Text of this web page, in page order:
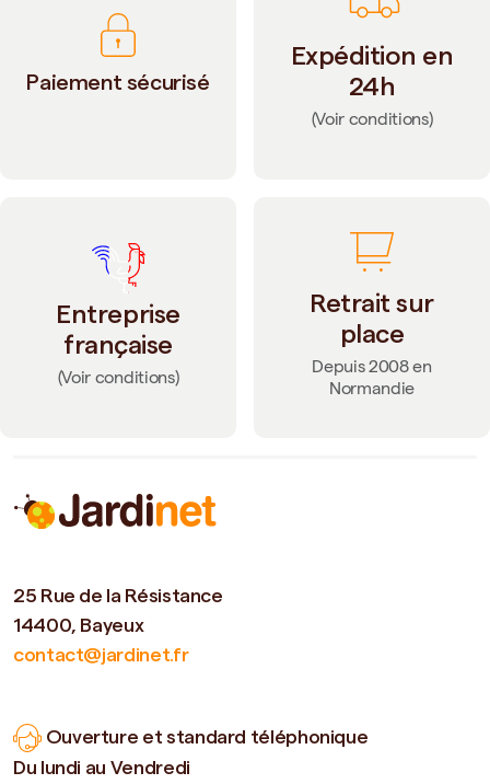
Paiement sécurisé
Expédition en
24h
(Voir conditions)
Entreprise
française
(Voir conditions)
Retrait sur
place
Depuis 2008 en
Normandie
25 Rue de la Résistance
14400, Bayeux
contact@jardinet.fr
Ouverture et standard téléphonique
Du lundi au Vendredi